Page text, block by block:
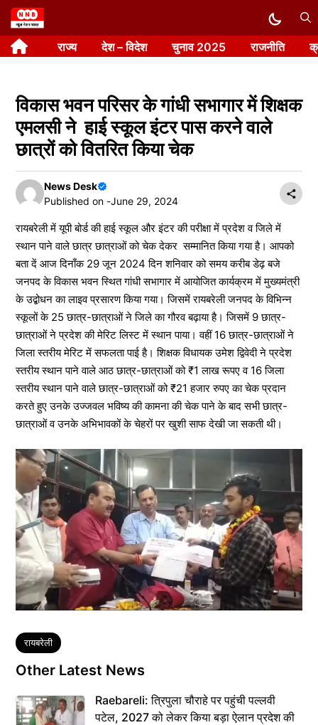
Skip
to
content राज्य देश – विदेश चुनाव 2025 राजनीति
विकास भवन परिसर के गांधी सभागार में शिक्षक
एमलसी ने हाई स्कूल इंटर पास करने वाले
छात्रों को वितरित किया चेक
News Desk
Published on -June 29, 2024
रायबरेली में यूपी बोर्ड की हाई स्कूल और इंटर की परीक्षा में प्रदेश व जिले में
स्थान पाने वाले छात्र छात्राओं को चेक देकर सम्मानित किया गया है। आपको
बता दें आज दिनाँक 29 जून 2024 दिन शनिवार को समय करीब डेढ़ बजे
जनपद के विकास भवन स्थित गांधी सभागार में आयोजित कार्यक्रम में मुख्यमंत्री
के उद्बोधन का लाइव प्रसारण किया गया। जिसमें रायबरेली जनपद के विभिन्न
स्कूलों के 25 छात्र-छात्राओं ने जिले का गौरव बढ़ाया है। जिसमें 9 छात्र-
छात्राओं ने प्रदेश की मेरिट लिस्ट में स्थान पाया। वहीं 16 छात्र-छात्राओं ने
जिला स्तरीय मेरिट में सफलता पाई है। शिक्षक विधायक उमेश द्विवेदी ने प्रदेश
स्तरीय स्थान पाने वाले आठ छात्र-छात्राओं को ₹1 लाख रूपए व 16 जिला
स्तरीय स्थान पाने वाले छात्र-छात्राओं को ₹21 हजार रुपए का चेक प्रदान
करते हुए उनके उज्जवल भविष्य की कामना की चेक पाने के बाद सभी छात्र-
छात्राओं व उनके अभिभावकों के चेहरों पर खुशी साफ देखी जा सकती थी।
Tags
रायबरेली
Other Latest News
Raebareli: त्रिपुला चौराहे पर पहुंची पल्लवी
पटेल, 2027 को लेकर किया बड़ा ऐलान प्रदेश की